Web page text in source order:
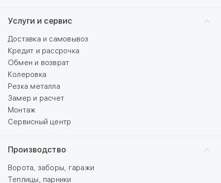
Услуги и сервис
Доставка и самовывоз
Кредит и рассрочка
Обмен и возврат
Колеровка
Резка металла
Замер и расчет
Монтаж
Сервисный центр
Производство
Ворота, заборы, гаражи
Теплицы, парники